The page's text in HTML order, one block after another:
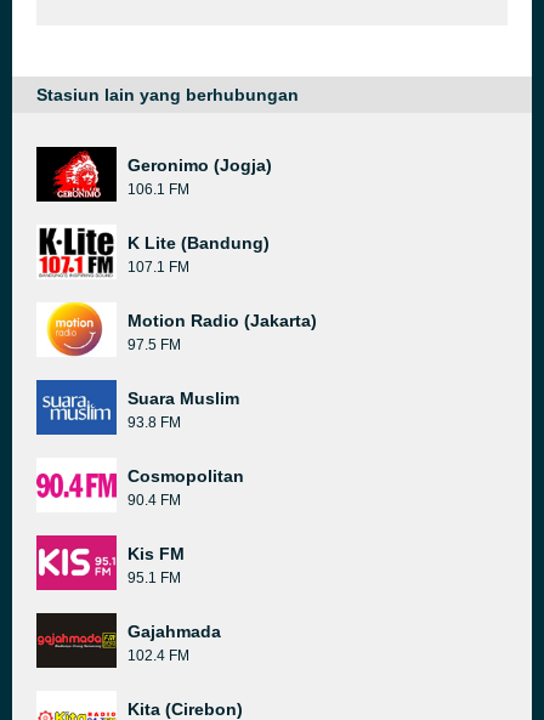
Stasiun lain yang berhubungan
Geronimo (Jogja)
106.1 FM
K Lite (Bandung)
107.1 FM
Motion Radio (Jakarta)
97.5 FM
Suara Muslim
93.8 FM
Cosmopolitan
90.4 FM
Kis FM
95.1 FM
Gajahmada
102.4 FM
Kita (Cirebon)